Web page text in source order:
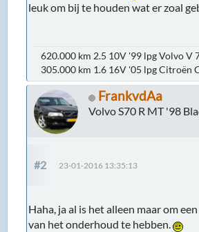
leuk om bij te houden wat er zoal
620.000 km 2.5 10V '99 lpg Volvo V
305.000 km 1.6 16V '05 lpg Citroën
FrankvdAa
Volvo S70 R MT '98
#2 23-01-2016 13:35:13
Haha, ja al is het alleen maar om
van het onderhoud te hebben.